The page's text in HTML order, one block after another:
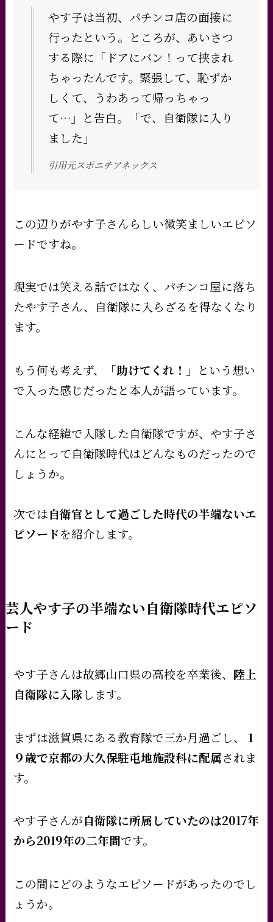
やす子は当初、パチンコ店の面接に
行ったという。ところが、あいさつ
する際に「ドアにバン！って挟まれ
ちゃったんです。緊張して、恥ずか
しくて、うわあって帰っちゃっ
て…」と告白。「で、自衛隊に入り
ました」
引用元スポニチアネックス
この辺りがやす子さんらしい微笑ましいエピソ
ードですね。
現実では笑える話ではなく、パチンコ屋に落ち
たやす子さん、自衛隊に入らざるを得なくなり
ます。
もう何も考えず、 「助けてくれ！」 という想い
で入った感じだったと本人が語っています。
こんな経緯で入隊した自衛隊ですが、やす子さ
んにとって自衛隊時代はどんなものだったので
しょうか。
次では自衛官として過ごした時代の半端ないエ
ピソードを紹介します。
芸人やす子の半端ない自衛隊時代エピソ
ード
やす子さんは故郷山口県の高校を卒業後、 陸上
自衛隊に入隊します。
まずは滋賀県にある教育隊で三か月過ごし、
１
９歳で京都の大久保駐屯地施設科に配属されま
す。
やす子さんが自衛隊に所属していたのは2017年
から2019年の二年間です。
この間にどのようなエピソードがあったのでし
ょうか。